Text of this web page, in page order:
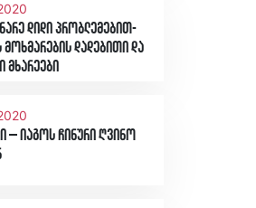
დიდი პრობლემებით-
მოხმარების დადებითი და
– იაგოს ჩინური ღვინო